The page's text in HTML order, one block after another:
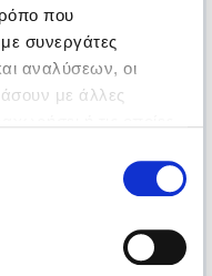
που
με συνεργάτες
αναλύσεων, οι
με άλλες